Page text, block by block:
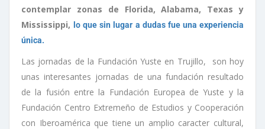
contemplar zonas de Florida, Alabama, Texas y
Mississippi,
lo que sin lugar a dudas fue una experiencia
única.
Las jornadas de la Fundación Yuste en Trujillo, son hoy
unas interesantes jornadas de una fundación resultado
de la fusión entre la Fundación Europea de Yuste y la
Fundación Centro Extremeño de Estudios y Cooperación
con Iberoamérica que tiene un amplio caracter cultural,